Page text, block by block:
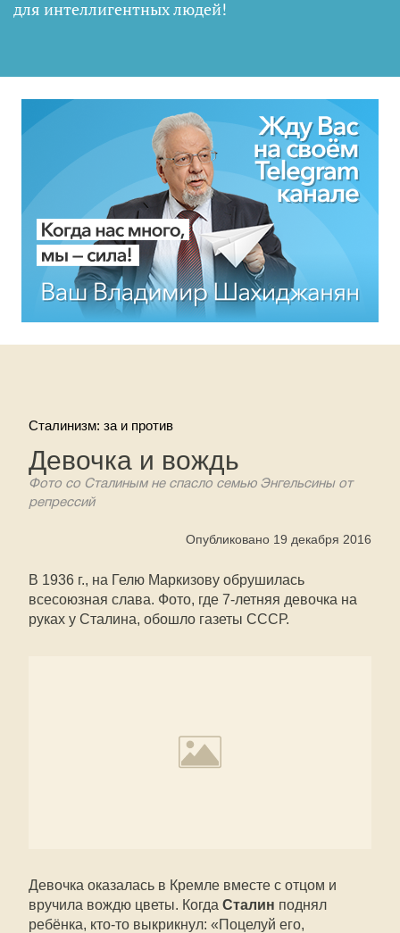
для интеллигентных людей!
Сталинизм: за и против
Девочка и вождь
Фото со Сталиным не спасло семью Энгельсины от
репрессий
Опубликовано 19 декабря 2016
В 1936 г., на Гелю Маркизову обрушилась
всесоюзная слава. Фото, где 7-летняя девочка на
руках у Сталина, обошло газеты СССР.
Девочка оказалась в Кремле вместе с отцом и
вручила вождю цветы. Когда Сталин поднял
ребёнка, кто-то выкрикнул: «Поцелуй его,